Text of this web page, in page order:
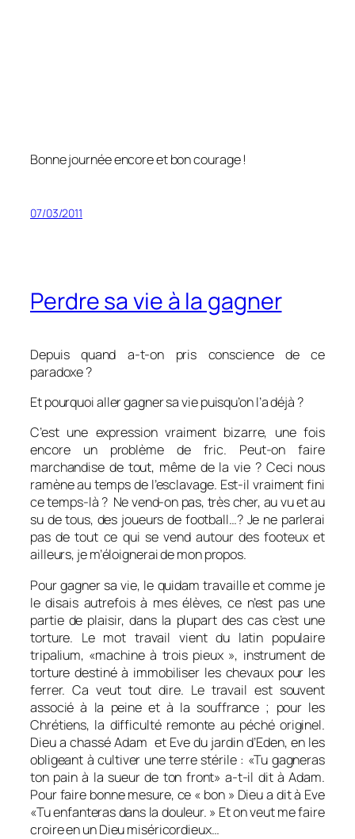
Bonne journée encore et bon courage !
07/03/2011
Perdre sa vie à la gagner
Depuis quand a-t-on pris conscience de ce
paradoxe ?
Et pourquoi aller gagner sa vie puisqu’on l’a déjà ?
C’est une expression vraiment bizarre, une fois
encore un problème de fric. Peut-on faire
marchandise de tout, même de la vie ? Ceci nous
ramène au temps de l’esclavage. Est-il vraiment fini
ce temps-là ? Ne vend-on pas, très cher, au vu et au
su de tous, des joueurs de football…? Je ne parlerai
pas de tout ce qui se vend autour des footeux et
ailleurs, je m’éloignerai de mon propos.
Pour gagner sa vie, le quidam travaille et comme je
le disais autrefois à mes élèves, ce n’est pas une
partie de plaisir, dans la plupart des cas c’est une
torture. Le mot travail vient du latin populaire
tripalium, «machine à trois pieux », instrument de
torture destiné à immobiliser les chevaux pour les
ferrer. Ca veut tout dire. Le travail est souvent
associé à la peine et à la souffrance ; pour les
Chrétiens, la difficulté remonte au péché originel.
Dieu a chassé Adam et Eve du jardin d’Eden, en les
obligeant à cultiver une terre stérile : «Tu gagneras
ton pain à la sueur de ton front» a-t-il dit à Adam.
Pour faire bonne mesure, ce « bon » Dieu a dit à Eve
«Tu enfanteras dans la douleur. » Et on veut me faire
croire en un Dieu miséricordieux…